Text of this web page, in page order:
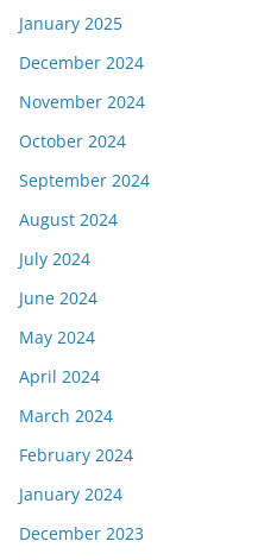
January 2025
December 2024
November 2024
October 2024
September 2024
August 2024
July 2024
June 2024
May 2024
April 2024
March 2024
February 2024
January 2024
December 2023